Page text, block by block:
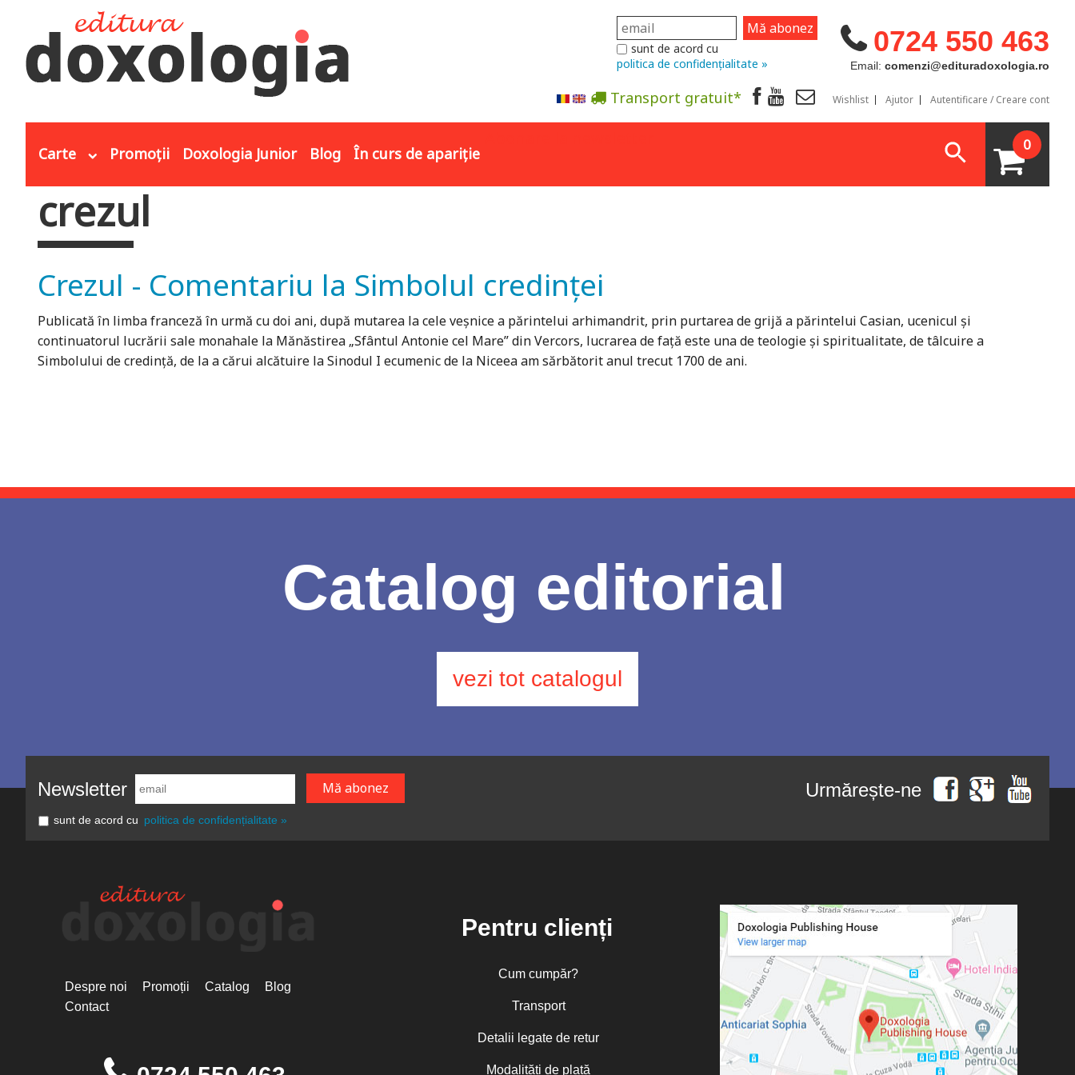
0724 550 463
Email: comenzi@edituradoxologia.ro
sunt de acord cu
politica de confidențialitate »
Transport gratuit* Wishlist Ajutor Autentificare / Creare cont
Carte Promoții Doxologia Junior Blog În curs de apariție 0
Eşti aici
crezul
Crezul - Comentariu la Simbolul credinței
Publicată în limba franceză în urmă cu doi ani, după mutarea la cele veșnice a părintelui arhimandrit, prin purtarea de grijă a părintelui Casian, ucenicul și
continuatorul lucrării sale monahale la Mănăstirea „Sfântul Antonie cel Mare” din Vercors, lucrarea de față este una de teologie și spiritualitate, de tâlcuire a
Simbolului de credință, de la a cărui alcătuire la Sinodul I ecumenic de la Niceea am sărbătorit anul trecut 1700 de ani.
Catalog editorial
vezi tot catalogul
Newsletter
sunt de acord cu politica de confidențialitate »
Urmărește-ne
Despre noi Promoții Catalog
Blog
Contact
Pentru clienți
Cum cumpăr?
Transport
Detalii legate de retur
Modalități de plată